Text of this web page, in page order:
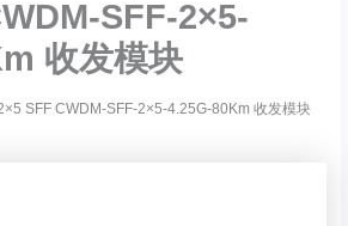
SFF-2×5-
收发模块
SFF CWDM-SFF-2×5-4.25G-80Km 收发模块